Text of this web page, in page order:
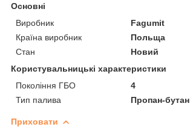
Основні
Виробник
Fagumit
Країна виробник
Польща
Стан
Новий
Користувальницькі характеристики
Покоління ГБО
4
Тип палива
Пропан-бутан
Приховати